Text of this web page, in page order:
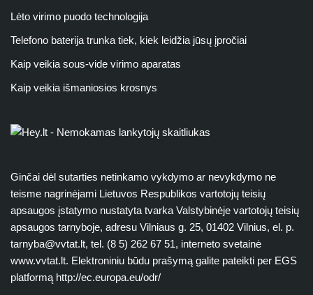
Lėto virimo puodo technologija
Telefono baterija trunka tiek, kiek leidžia jūsų įpročiai
Kaip veikia sous-vide virimo aparatas
Kaip veikia išmaniosios krosnys
Ginčai dėl sutarties netinkamo vykdymo ar nevykdymo ne
teisme nagrinėjami Lietuvos Respublikos vartotojų teisių
apsaugos įstatymo nustatyta tvarka Valstybinėje vartotojų teisių
apsaugos tarnyboje, adresu Vilniaus g. 25, 01402 Vilnius, el. p.
tarnyba@vvtat.lt, tel. (8 5) 262 67 51, interneto svetainė
www.vvtat.lt. Elektroniniu būdu prašymą galite pateikti per EGS
platformą http://ec.europa.eu/odr/